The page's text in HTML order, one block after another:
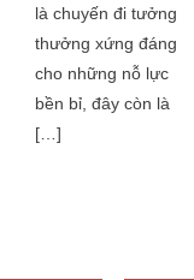
là chuyến đi tưởng
thưởng xứng đáng
cho những nỗ lực
bền bỉ, đây còn là
[…]